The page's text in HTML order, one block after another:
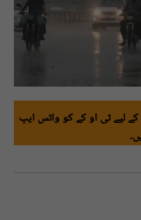
لیے ٹی او کے کو واٹس ایپ